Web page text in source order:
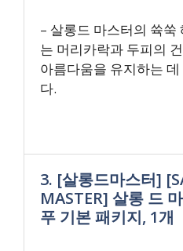
– 살롱드 마스터의 쓕쑥
는 머리카락과 두피의
아름다움을 유지하는
다.
3. [살롱드마스터]
MASTER] 살롱 드
푸 기본 패키지, 1개